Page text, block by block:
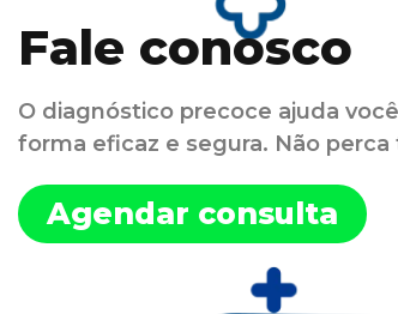
Fale conosco
O diagnóstico precoce ajuda
forma eficaz e segura. Não perca
Agendar consulta